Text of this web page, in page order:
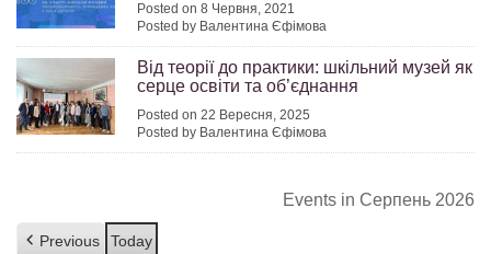
Posted on 8 Червня, 2021
Posted by Валентина Єфімова
Від теорії до практики: шкільний музей як
серце освіти та об’єднання
Posted on 22 Вересня, 2025
Posted by Валентина Єфімова
Events in Серпень 2026
Previous Today